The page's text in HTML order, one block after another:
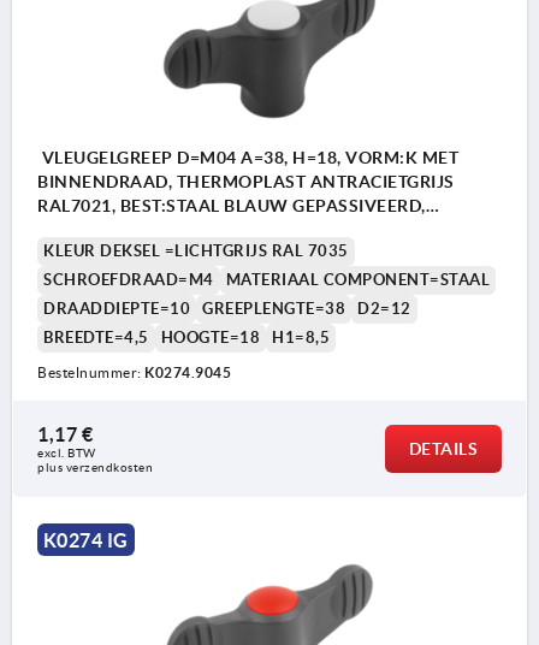
VLEUGELGREEP D=M04 A=38, H=18, VORM:K MET
BINNENDRAAD, THERMOPLAST ANTRACIETGRIJS
RAL7021, BEST:STAAL BLAUW GEPASSIVEERD,
KLEUR DEKSEL =LICHTGRIJS RAL 7035
SCHROEFDRAAD=M4
MATERIAAL COMPONENT=STAAL
DRAADDIEPTE=10
GREEPLENGTE=38
D2=12
BREEDTE=4,5
HOOGTE=18 H1=8,5
Bestelnummer: K0274.9045
1,17 €
excl. BTW
plus verzendkosten
DETAILS
K0274 IG